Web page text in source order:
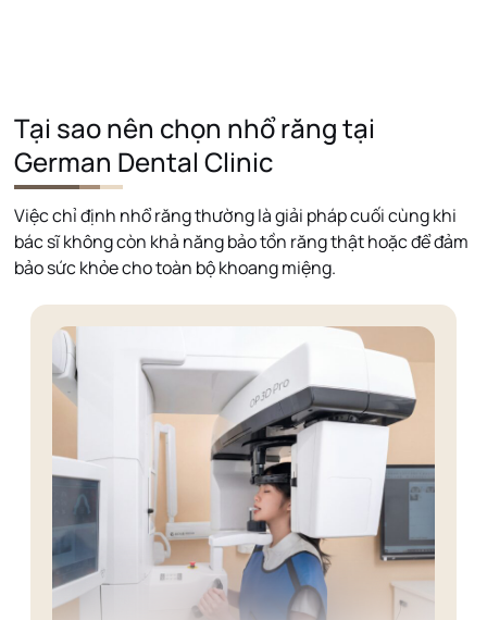
Tại sao nên chọn nhổ răng tại
German Dental Clinic
Việc chỉ định nhổ răng thường là giải pháp cuối cùng khi
bác sĩ không còn khả năng bảo tồn răng thật hoặc để đảm
bảo sức khỏe cho toàn bộ khoang miệng.